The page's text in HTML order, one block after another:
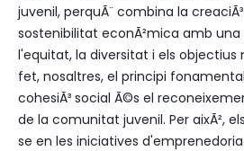
juvenil, perquÃ¨ combina la
sostenibilitat econÃ²mica amb una
l'equitat, la diversitat i els objectius
fet, nosaltres, el principi
cohesiÃ³ social Ã©s el
de la comunitat juvenil. Per aixÃ²,
se en les iniciatives